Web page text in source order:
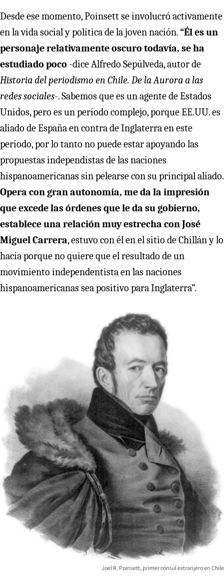
Desde ese momento, Poinsett se involucró activamente
en la vida social y política de la joven nación.“Él es un
personaje relativamente oscuro todavía, se ha
estudiado poco -dice Alfredo Sepúlveda, autor de
Historia del periodismo en Chile. De la Aurora a las
redes sociales-. Sabemos que es un agente de Estados
Unidos, pero es un período complejo, porque EE.UU. es
aliado de España en contra de Inglaterra en este
período, por lo tanto no puede estar apoyando las
propuestas independistas de las naciones
hispanoamericanas sin pelearse con su principal aliado.
Opera con gran autonomía, me da la impresión
que excede las órdenes que le da su gobierno,
establece una relación muy estrecha con José
Miguel Carrera, estuvo con él en el sitio de Chillán y lo
hacía porque no quiere que el resultado de un
movimiento independentista en las naciones
hispanoamericanas sea positivo para Inglaterra”.
Joel R. Poinsett, primer cónsul extranjero en Chile